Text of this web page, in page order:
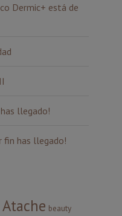
Dermic+ está de
llegado!
fin has llegado!
Atache beauty